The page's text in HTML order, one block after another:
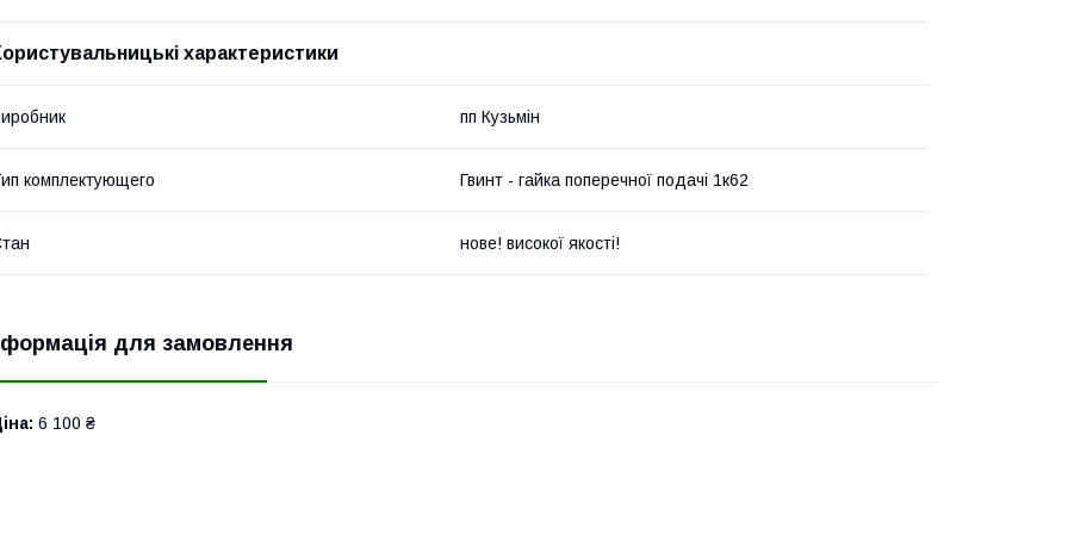
характеристики
пп Кузьмін
комплектующего Гвинт - гайка поперечної подачі 1к62
нове! високої якості!
для замовлення
6 100 ₴